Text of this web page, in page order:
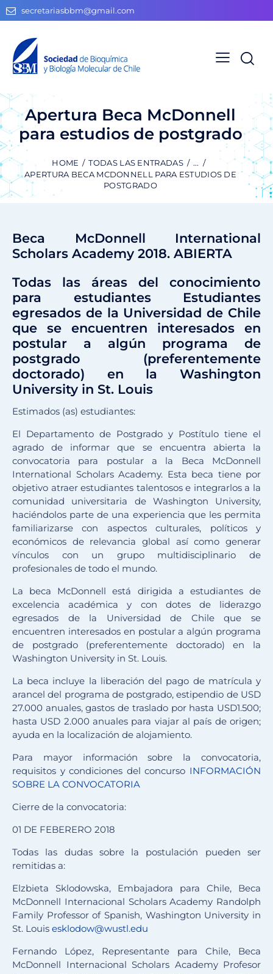
secretariasbbm@gmail.com
Apertura Beca McDonnell
para estudios de postgrado
HOME TODAS LAS ENTRADAS
...
APERTURA BECA MCDONNELL PARA ESTUDIOS DE
POSTGRADO
Beca McDonnell International
Scholars Academy 2018. ABIERTA
Todas las áreas del conocimiento
para estudiantes Estudiantes
egresados de la Universidad de Chile
que se encuentren interesados en
postular a algún programa de
postgrado (preferentemente
doctorado) en la Washington
University in St. Louis
Estimados (as) estudiantes:
El Departamento de Postgrado y Postítulo tiene el
agrado de informar que se encuentra abierta la
convocatoria para postular a la Beca McDonnell
International Scholars Academy. Esta beca tiene por
objetivo atraer estudiantes talentosos e integrarlos a la
comunidad universitaria de Washington University,
haciéndolos parte de una experiencia que les permita
familiarizarse con aspectos culturales, políticos y
económicos de relevancia global así como generar
vínculos con un grupo multidisciplinario de
profesionales de todo el mundo.
La beca McDonnell está dirigida a estudiantes de
excelencia académica y con dotes de liderazgo
egresados de la Universidad de Chile que se
encuentren interesados en postular a algún programa
de postgrado (preferentemente doctorado) en la
Washington University in St. Louis.
La beca incluye la liberación del pago de matrícula y
arancel del programa de postgrado, estipendio de USD
27.000 anuales, gastos de traslado por hasta USD1.500;
hasta USD 2.000 anuales para viajar al país de origen;
ayuda en la localización de alojamiento.
Para mayor información sobre la convocatoria,
requisitos y condiciones del concurso INFORMACIÓN
SOBRE LA CONVOCATORIA
Cierre de la convocatoria:
01 DE FEBERERO 2018
Todas las dudas sobre la postulación pueden ser
remitidas a:
Elzbieta Sklodowska, Embajadora para Chile, Beca
McDonnell Internacional Scholars Academy Randolph
Family Professor of Spanish, Washington University in
St. Louis esklodow@wustl.edu
Fernando López, Representante para Chile, Beca
McDonnell Internacional Scholars Academy Profesor